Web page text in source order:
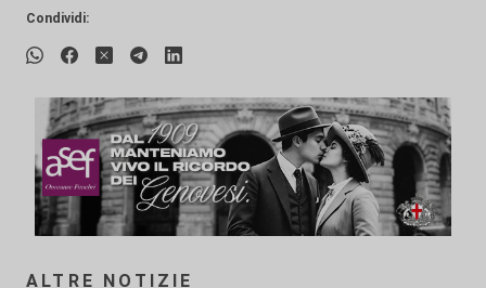
Condividi:
ALTRE NOTIZIE